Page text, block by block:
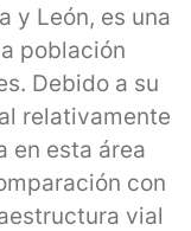
y León, es una
población
Debido a su
relativamente
en esta área
con
vial